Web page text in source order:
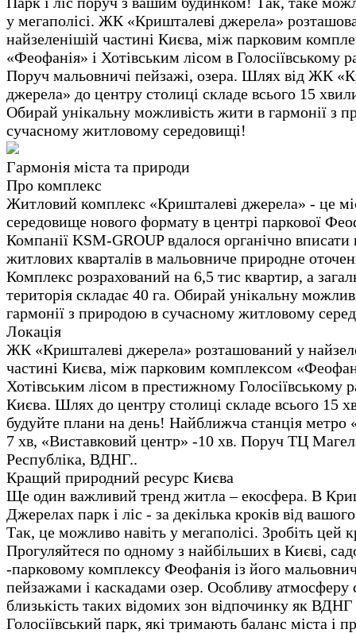
у мегаполісі. ЖК «Кришталеві джерела»
найзеленішій частині Києва, між парковим
«Феофанія» і Хотівським лісом в Голосіївському
Поруч мальовничі пейзажі, озера. Шлях від ЖК
джерела» до центру столиці складе всього 15
Обирай унікальну можливість жити в гармонії з
сучасному житловому середовищі!
Гармонія міста та природи
Про комплекс
Житловий комплекс «Кришталеві джерела» - це
середовище нового формату в центрі паркової
Компанії KSM-GROUP вдалося органічно вписати
житлових кварталів в мальовниче природне
Комплекс розрахований на 6,5 тис квартир, а
територія складає 40 га. Обирай унікальну
гармонії з природою в сучасному житловому
Локація
ЖК «Кришталеві джерела» розташований у
частині Києва, між парковим комплексом
Хотівським лісом в престижному Голосіївському
Києва. Шлях до центру столиці складе всього 15
будуйте плани на день! Найближча станція метро
7 хв, «Виставковий центр» -10 хв. Поруч ТЦ
Республіка, ВДНГ..
Кращий природний ресурс Києва
Ще один важливий тренд житла – екосфера. В
Джерелах парк і ліс - за декілька кроків від
Так, це можливо навіть у мегаполісі. Зробіть цей
Прогуляйтеся по одному з найбільших в Києві,
-парковому комплексу Феофанія із його
пейзажами і каскадами озер. Особливу атмосферу
близькість таких відомих зон відпочинку як ВДНГ
Голосіївський парк, які тримають баланс міста і